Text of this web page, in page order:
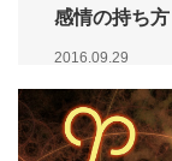
感情の持ち
2016.09.29